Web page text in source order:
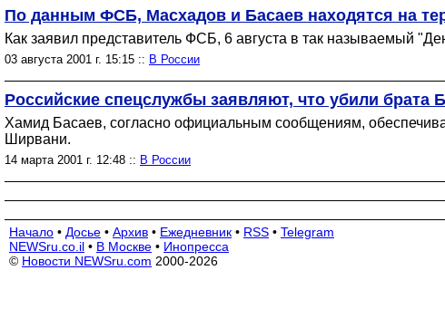
По данным ФСБ, Масхадов и Басаев находятся на
Как заявил представитель ФСБ, 6 августа в так называемый
03 августа 2001 г. 15:15 :: В России
Российские спецслужбы заявляют, что убили брата
Хамид Басаев, согласно официальным сообщениям,
Ширвани.
14 марта 2001 г. 12:48 :: В России
Начало • Досье • Архив • Ежедневник • RSS • Telegram
NEWSru.co.il • В Москве • Инопресса
© Новости NEWSru.com 2000-2026